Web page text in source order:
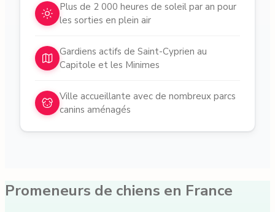
Plus de 2 000 heures de soleil par an pour
les sorties en plein air
Gardiens actifs de Saint-Cyprien au
Capitole et les Minimes
Ville accueillante avec de nombreux parcs
canins aménagés
Promeneurs de chiens en France